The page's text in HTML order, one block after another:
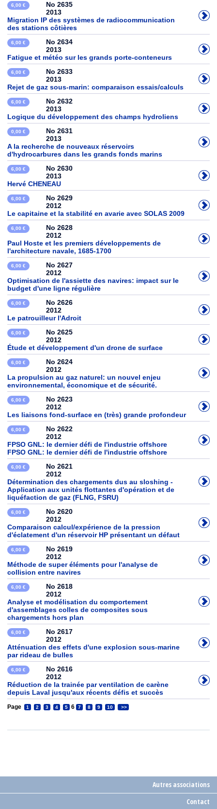
6,00 €
No 2635
2013
Migration IP des systèmes de radiocommunication
des stations côtières
6,00 €
No 2634
2013
Fatigue et météo sur les grands porte-conteneurs
6,00 €
No 2633
2013
Rejet de gaz sous-marin: comparaison essais/calculs
6,00 €
No 2632
2013
Logique du développement des champs hydroliens
0,00 €
No 2631
2013
A la recherche de nouveaux réservoirs
d'hydrocarbures dans les grands fonds marins
6,00 €
No 2630
2013
Hervé CHENEAU
6,00 €
No 2629
2012
Le capitaine et la stabilité en avarie avec SOLAS 2009
6,00 €
No 2628
2012
Paul Hoste et les premiers développements de
l'architecture navale, 1685-1700
6,00 €
No 2627
2012
Optimisation de l'assiette des navires: impact sur le
budget d'une ligne régulière
6,00 €
No 2626
2012
Le patrouilleur l'Adroit
6,00 €
No 2625
2012
Étude et développement d'un drone de surface
6,00 €
No 2624
2012
La propulsion au gaz naturel: un nouvel enjeu
environnemental, économique et de sécurité.
6,00 €
No 2623
2012
Les liaisons fond-surface en (très) grande profondeur
6,00 €
No 2622
2012
FPSO GNL: le dernier défi de l'industrie offshore
FPSO GNL: le dernier défi de l'industrie offshore
6,00 €
No 2621
2012
Détermination des chargements dus au sloshing -
Application aux unités flottantes d'opération et de
liquéfaction de gaz (FLNG, FSRU)
6,00 €
No 2620
2012
Comparaison calcul/expérience de la pression
d'éclatement d'un réservoir HP présentant un défaut
6,00 €
No 2619
2012
Méthode de super éléments pour l'analyse de
collision entre navires
6,00 €
No 2618
2012
Analyse et modélisation du comportement
d'assemblages colles de composites sous
chargements hors plan
6,00 €
No 2617
2012
Atténuation des effets d'une explosion sous-marine
par rideau de bulles
6,00 €
No 2616
2012
Réduction de la trainée par ventilation de carène
depuis Laval jusqu'aux récents défis et succès
Page 1 2 3 4 5 6 7 8 9 10 >>
Autres associations
Contact